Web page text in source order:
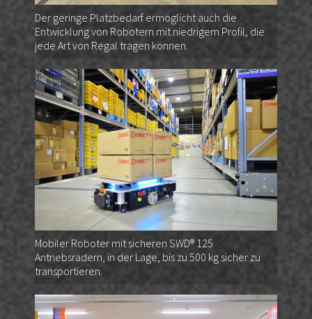
Der geringe Platzbedarf ermöglicht auch die
Entwicklung von Robotern mit niedrigem Profil, die
jede Art von Regal tragen können.
Mobiler Roboter mit sicheren SWD® 125
Antriebsrädern, in der Lage, bis zu 500 kg sicher zu
transportieren.